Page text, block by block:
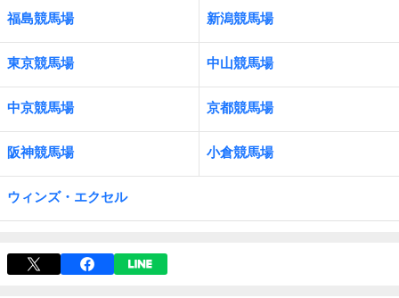
福島競馬場 新潟競馬場
東京競馬場 中山競馬場
中京競馬場 京都競馬場
阪神競馬場 小倉競馬場
ウィンズ・エクセル